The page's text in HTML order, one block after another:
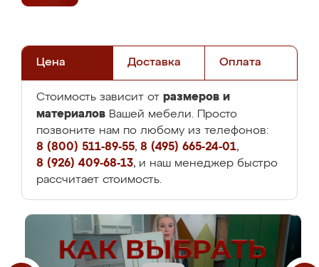
Цена Доставка Оплата
Стоимость зависит от размеров и
материалов Вашей мебели. Просто
позвоните нам по любому из телефонов:
8 (800) 511-89-55, 8 (495) 665-24-01,
8 (926) 409-68-13, и наш менеджер быстро
рассчитает стоимость.